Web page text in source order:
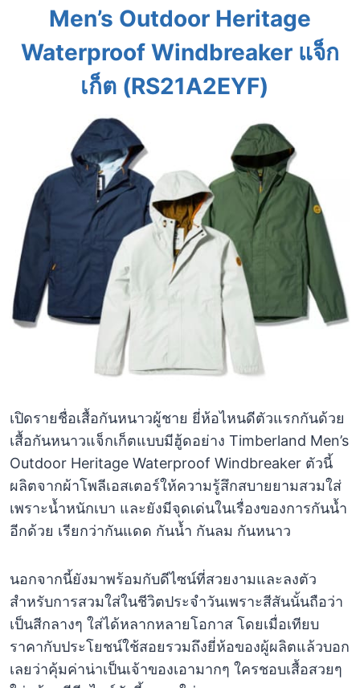
Men’s Outdoor Heritage
Waterproof Windbreaker แจ็ก
เก็ต (RS21A2EYF)
เปิดรายชื่อเสื้อกันหนาวผู้ชาย ยี่ห้อไหนดีตัวแรกกันด้วย
เสื้อกันหนาวแจ็กเก็ตแบบมีฮู้ดอย่าง Timberland Men’s
Outdoor Heritage Waterproof Windbreaker ตัวนี้
ผลิตจากผ้าโพลีเอสเตอร์ให้ความรู้สึกสบายยามสวมใส่
เพราะน้ำหนักเบา และยังมีจุดเด่นในเรื่องของการกันน้ำ
อีกด้วย เรียกว่ากันแดด กันน้ำ กันลม กันหนาว
นอกจากนี้ยังมาพร้อมกับดีไซน์ที่สวยงามและลงตัว
สำหรับการสวมใส่ในชีวิตประจำวันเพราะสีสันนั้นถือว่า
เป็นสีกลางๆ ใส่ได้หลากหลายโอกาส โดยเมื่อเทียบ
ราคากับประโยชน์ใช้สอยรวมถึงยี่ห้อของผู้ผลิตแล้วบอก
เลยว่าคุ้มค่าน่าเป็นเจ้าของเอามากๆ ใครชอบเสื้อสวยๆ